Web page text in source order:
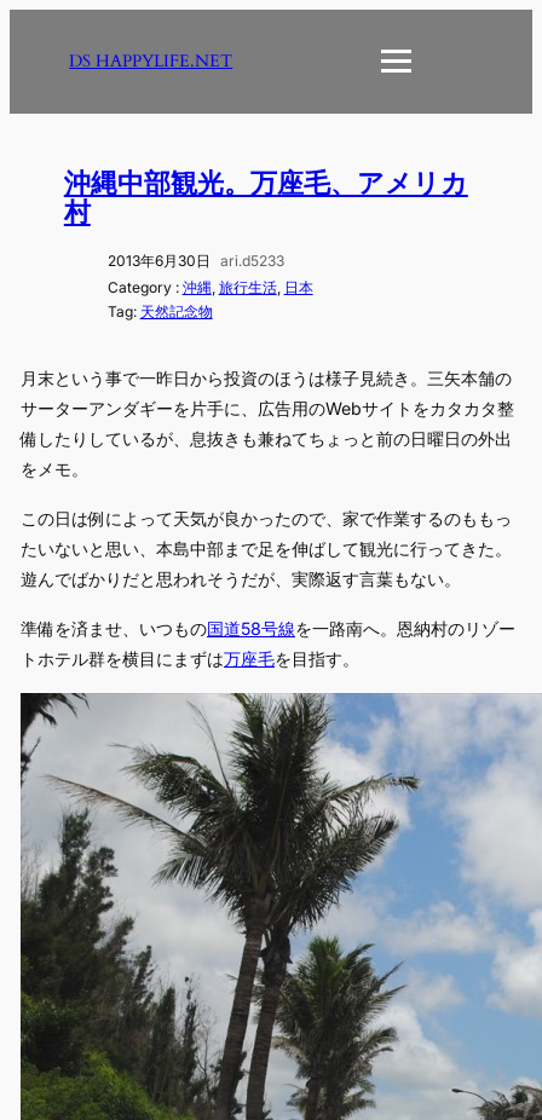
ス
DS HAPPYLIFE.NET
沖縄中部観光。万座毛、アメリカ
村
2013年6月30日
ari.d5233
Category : 沖縄, 旅行生活, 日本
Tag: 天然記念物
月末という事で一昨日から投資のほうは様子見続き。三矢本舗の
サーターアンダギーを片手に、広告用のWebサイトをカタカタ整
備したりしているが、息抜きも兼ねてちょっと前の日曜日の外出
をメモ。
この日は例によって天気が良かったので、家で作業するのももっ
たいないと思い、本島中部まで足を伸ばして観光に行ってきた。
遊んでばかりだと思われそうだが、実際返す言葉もない。
準備を済ませ、いつもの国道58号線を一路南へ。恩納村のリゾー
トホテル群を横目にまずは万座毛を目指す。